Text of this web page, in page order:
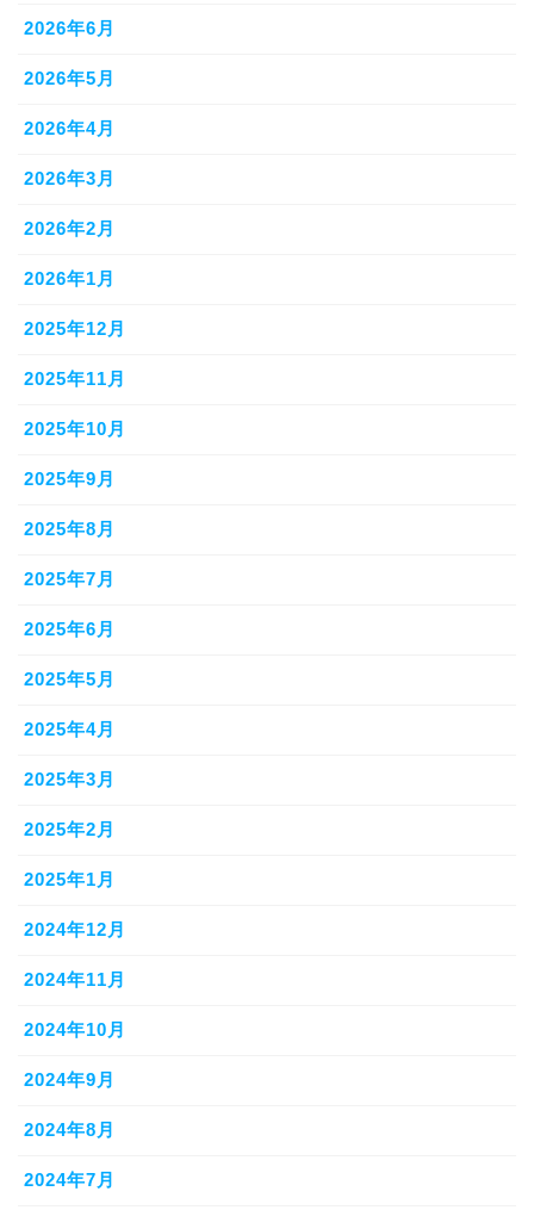
2026年6月
2026年5月
2026年4月
2026年3月
2026年2月
2026年1月
2025年12月
2025年11月
2025年10月
2025年9月
2025年8月
2025年7月
2025年6月
2025年5月
2025年4月
2025年3月
2025年2月
2025年1月
2024年12月
2024年11月
2024年10月
2024年9月
2024年8月
2024年7月